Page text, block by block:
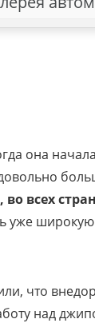
она
всех
уже
что
над